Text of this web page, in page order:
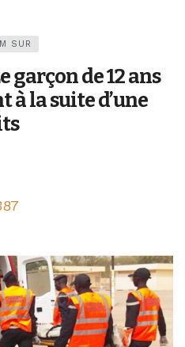
SUR
garçon de 12 ans
la suite d’une